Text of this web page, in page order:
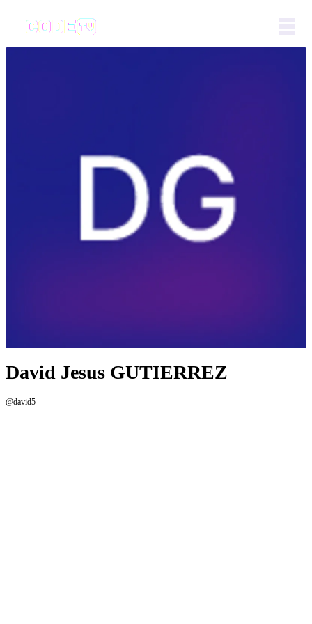
David Jesus GUTIERREZ
@david5